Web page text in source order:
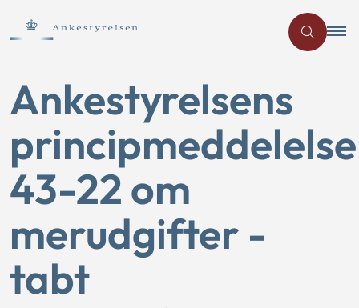
Ankestyrelsens
principmeddelelse
43-22 om
merudgifter -
tabt